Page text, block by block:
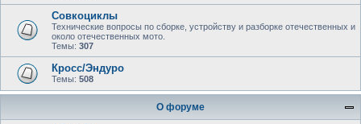
Совкоциклы
Технические вопросы по сборке, устройству и разборке отечественных и
около отечественных мото.
Темы: 307
Кросс/Эндуро
Темы: 508
О форуме